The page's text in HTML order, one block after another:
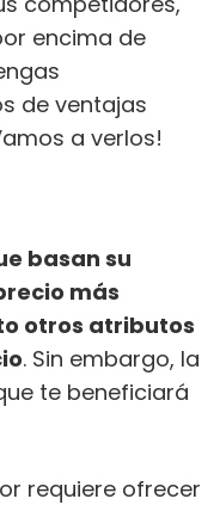
encima de
de ventajas
a verlos!
basan su
más
otros atributos
. Sin embargo, la
te beneficiará
requiere ofrecer